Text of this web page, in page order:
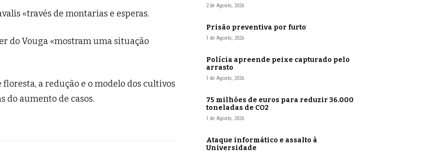
«través de montarias e esperas.
do Vouga «mostram uma situação
a redução e o modelo dos cultivos
do aumento de casos.
2 de Agosto, 2026
Prisão preventiva por furto
1 de Agosto, 2026
Polícia apreende peixe capturado pelo
arrasto
1 de Agosto, 2026
75 milhões de euros para reduzir 36.000
toneladas de CO2
1 de Agosto, 2026
Ataque informático e assalto à
Universidade